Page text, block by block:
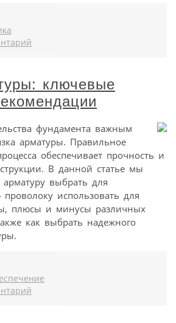
ключевые
фундамента важным
арматуры. Правильное
обеспечивает прочность и
В данной статье мы
выбрать для
использовать для
плюсы и минусы различных
как выбрать надежного